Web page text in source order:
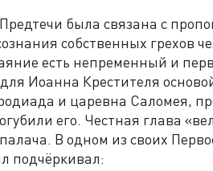
была связана с
собственных грехов
есть непременный и
Иоанна Крестителя
и царевна Саломея,
его. Честная глава
В одном из своих
подчёркивал: